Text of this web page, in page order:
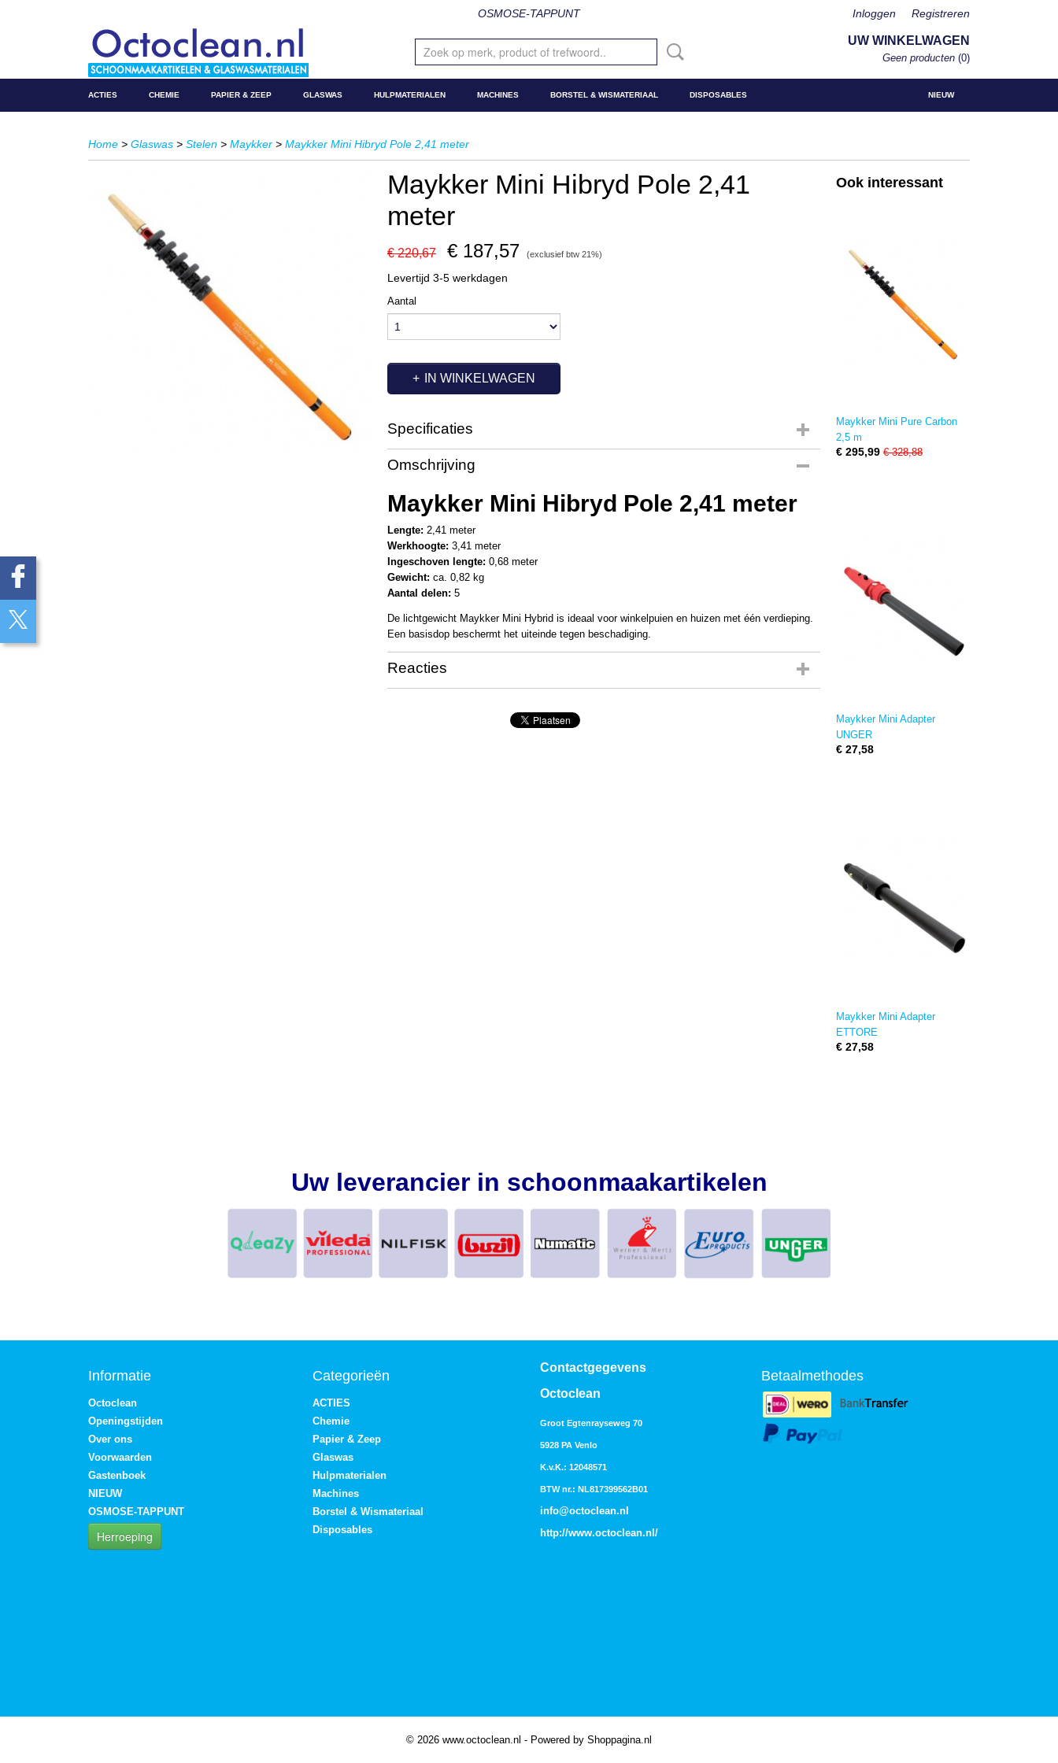
OSMOSE-TAPPUNT Inloggen Registreren
UW WINKELWAGEN
Geen producten (0)
NIEUW
ACTIES CHEMIE PAPIER & ZEEP GLASWAS HULPMATERIALEN MACHINES BORSTEL & WISMATERIAAL DISPOSABLES
Home > Glaswas > Stelen > Maykker > Maykker Mini Hibryd Pole 2,41 meter
Maykker Mini Hibryd Pole 2,41
meter
€ 220,67 € 187,57 (exclusief btw 21%)
Levertijd 3-5 werkdagen
Aantal
IN WINKELWAGEN
Specificaties
Productcode
Omschrijving
Maykker Mini Hibryd Pole 2,41 meter
Lengte: 2,41 meter
Werkhoogte: 3,41 meter
Ingeschoven lengte: 0,68 meter
Gewicht: ca. 0,82 kg
Aantal delen: 5
De lichtgewicht Maykker Mini Hybrid is ideaal voor winkelpuien en huizen met één verdieping.
Een basisdop beschermt het uiteinde tegen beschadiging.
Reacties
Ook interessant
Maykker Mini Pure Carbon
2,5 m
€ 295,99 € 328,88
Maykker Mini Adapter
UNGER
€ 27,58
Maykker Mini Adapter
ETTORE
€ 27,58
Uw leverancier in schoonmaakartikelen
Informatie
Octoclean
Openingstijden
Over ons
Voorwaarden
Gastenboek
NIEUW
OSMOSE-TAPPUNT
Herroeping
Categorieën
ACTIES
Chemie
Papier & Zeep
Glaswas
Hulpmaterialen
Machines
Borstel & Wismateriaal
Disposables
Contactgegevens
Octoclean
Groot Egtenrayseweg 70
5928 PA Venlo
K.v.K.: 12048571
BTW nr.: NL817399562B01
info@octoclean.nl
http://www.octoclean.nl /
Betaalmethodes
© 2026 www.octoclean.nl - Powered by Shoppagina.nl